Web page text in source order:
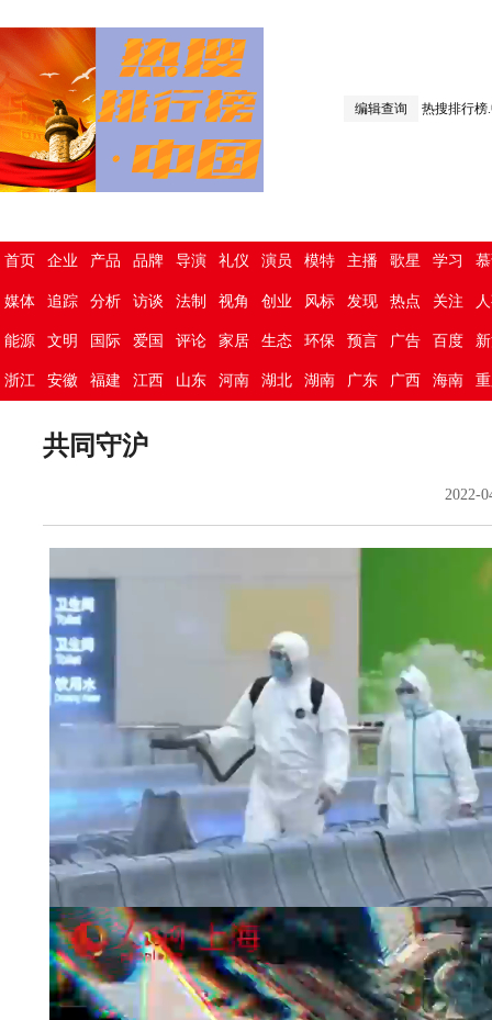
编辑查询 热搜排行榜
首页 企业 产品 品牌 导演 礼仪 演员 模特 主播 歌星 学习
媒体 追踪 分析 访谈 法制 视角 创业 风标 发现 热点 关注
能源 文明 国际 爱国 评论 家居 生态 环保 预言 广告 百度
浙江 安徽 福建 江西 山东 河南 湖北 湖南 广东 广西 海南
共同守沪
2022-